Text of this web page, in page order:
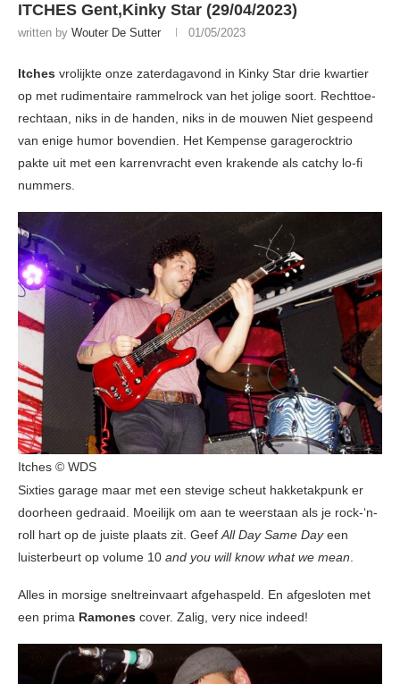
ITCHES Gent,Kinky Star (29/04/2023)
written by Wouter De Sutter 01/05/2023
Itches vrolijkte onze zaterdagavond in Kinky Star drie kwartier
op met rudimentaire rammelrock van het jolige soort. Rechttoe-
rechtaan, niks in de handen, niks in de mouwen Niet gespeend
van enige humor bovendien. Het Kempense garagerocktrio
pakte uit met een karrenvracht even krakende als catchy lo-fi
nummers.
Itches © WDS
Sixties garage maar met een stevige scheut hakketakpunk er
doorheen gedraaid. Moeilijk om aan te weerstaan als je rock-‘n-
roll hart op de juiste plaats zit. Geef All Day Same Dayeen
luisterbeurt op volume 10 and you will know what we mean
Alles in morsige sneltreinvaart afgehaspeld. En afgesloten met
een prima Ramones cover. Zalig, very nice indeed!